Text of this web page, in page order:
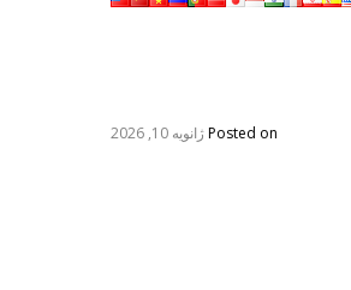
Posted onژانویه 10, 2026